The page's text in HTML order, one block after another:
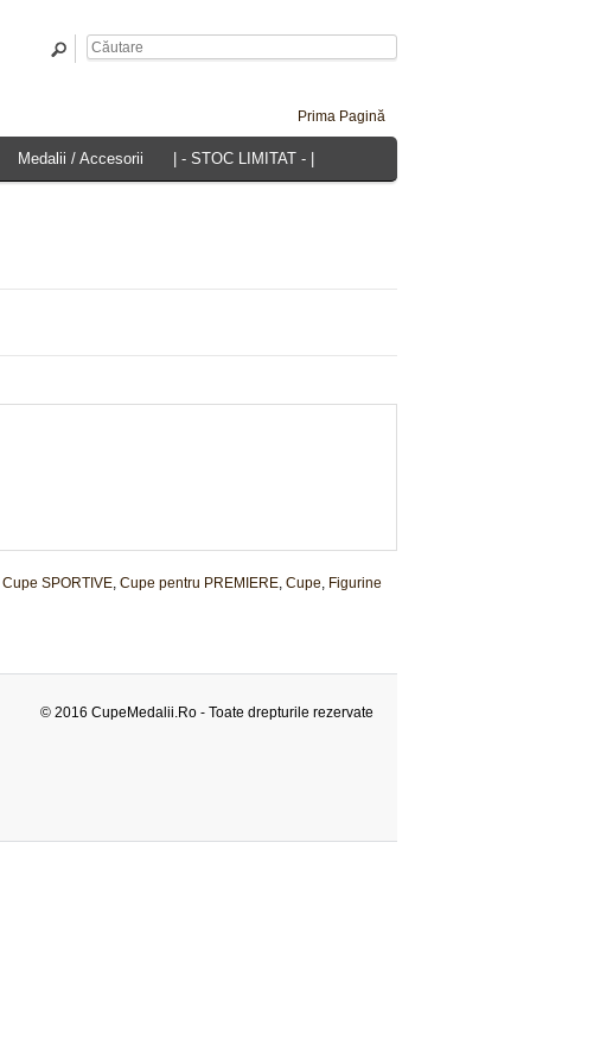
Prima Pagină
Medalii / Accesorii | - STOC LIMITAT - |
Cupe SPORTIVE, Cupe pentru PREMIERE, Cupe, Figurine
© 2016 CupeMedalii.Ro - Toate drepturile rezervate